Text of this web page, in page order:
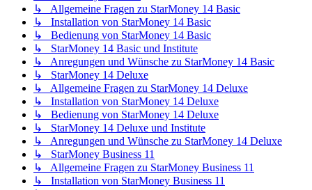
↳ Allgemeine Fragen zu StarMoney 14 Basic
↳ Installation von StarMoney 14 Basic
↳ Bedienung von StarMoney 14 Basic
↳ StarMoney 14 Basic und Institute
↳ Anregungen und Wünsche zu StarMoney 14 Basic
↳ StarMoney 14 Deluxe
↳ Allgemeine Fragen zu StarMoney 14 Deluxe
↳ Installation von StarMoney 14 Deluxe
↳ Bedienung von StarMoney 14 Deluxe
↳ StarMoney 14 Deluxe und Institute
↳ Anregungen und Wünsche zu StarMoney 14 Deluxe
↳ StarMoney Business 11
↳ Allgemeine Fragen zu StarMoney Business 11
↳ Installation von StarMoney Business 11